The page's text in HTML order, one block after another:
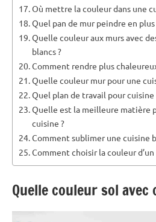
Où mettre la couleur dans une
Quel pan de mur peindre en
Quelle couleur aux murs avec
blancs ?
Comment rendre plus
Quelle couleur mur pour une
Quel plan de travail pour
Quelle est la meilleure matière
cuisine ?
Comment sublimer une cuisine
Comment choisir la couleur
Quelle couleur sol avec